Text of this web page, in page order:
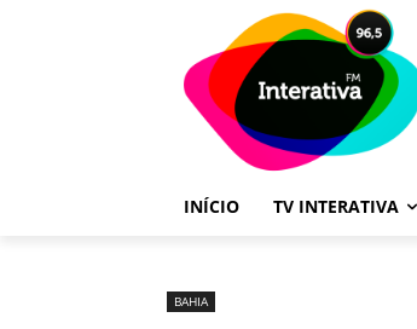
INÍCIO TV INTERATIVA
BAHIA